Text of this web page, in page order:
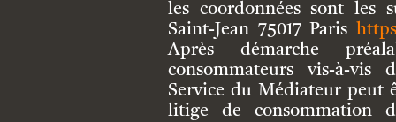
les coordonnées sont les
Saint-Jean 75017 Paris
Après démarche
consommateurs vis-à-vis
Service du Médiateur peut
litige de consommation